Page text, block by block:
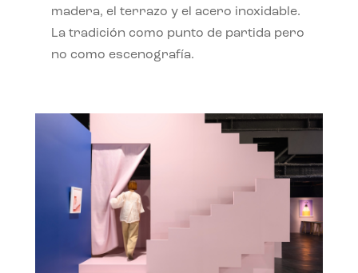
madera, el terrazo y el acero inoxidable.
La tradición como punto de partida pero
no como escenografía.